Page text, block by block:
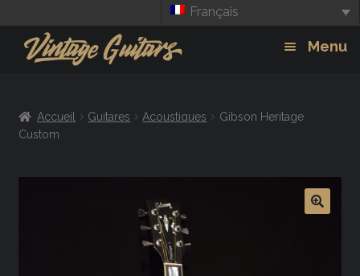
Français
Menu
Amplis
Accueil Guitares Acoustiques
Gibson Heritage
Custom